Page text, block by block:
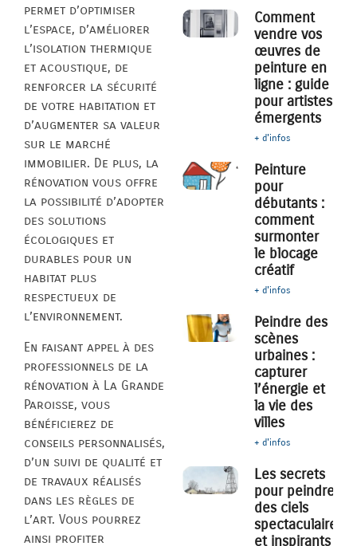
permet d’optimiser
l’espace, d’améliorer
l’isolation thermique
et acoustique, de
renforcer la sécurité
de votre habitation et
d’augmenter sa valeur
sur le marché
immobilier. De plus, la
rénovation vous offre
la possibilité d’adopter
des solutions
écologiques et
durables pour un
habitat plus
respectueux de
l’environnement.
En faisant appel à des
professionnels de la
rénovation à La Grande
Paroisse, vous
bénéficierez de
conseils personnalisés,
d’un suivi de qualité et
de travaux réalisés
dans les règles de
l’art. Vous pourrez
ainsi profiter
Comment
vendre vos
œuvres de
peinture en
ligne : guide
pour artistes
émergents
+ d'infos
Peinture
pour
débutants :
comment
surmonter
le blocage
créatif
+ d'infos
Peindre des
scènes
urbaines :
capturer
l’énergie et
la vie des
villes
+ d'infos
Les secrets
pour peindre
des ciels
spectaculaires
et inspirants